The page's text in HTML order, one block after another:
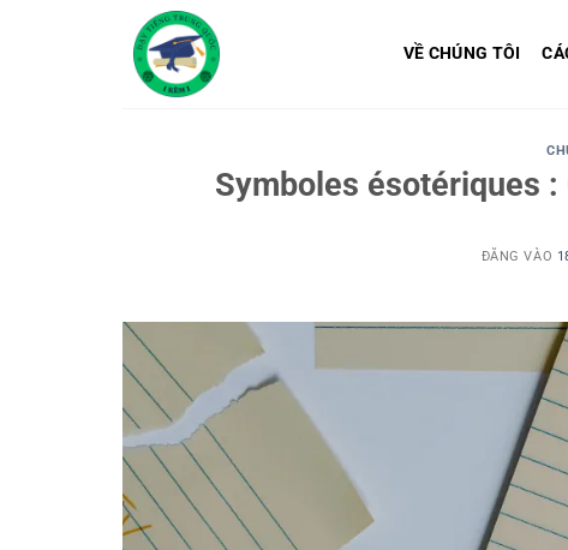
VỀ CHÚNG TÔI
Symboles ésotériques :
ĐĂNG VÀO